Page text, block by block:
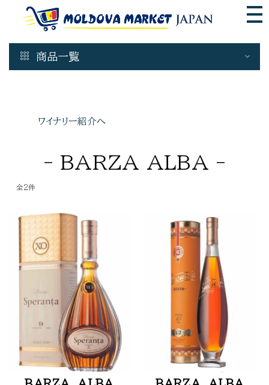
商品一覧
ロゼワイン
モルドバ スパークリングワイン
瓶詰商品
非加熱 はちみつ
無添加 ジャム
無添加 野菜瓶詰食品
オーガニックオイル
オリジナルギフト
ワインギフト
ワインギフト（セット）
ワイナリー紹介へ
- BARZA ALBA -
全2件